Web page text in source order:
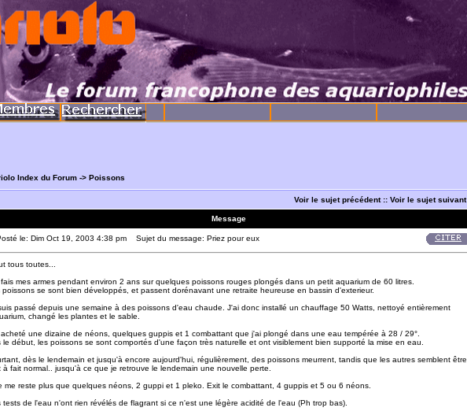
Index du Forum -> Poissons
Voir le sujet précédent:: Voir le sujet suivant
Message
le: Dim Oct 19, 2003 4:38 pm Sujet du message: Priez pour eux
tous toutes...
mes armes pendant environ 2 ans sur quelques poissons rouges plongés dans un petit aquarium de 60 litres.
poissons se sont bien développés, et passent dorénavant une retraite heureuse en bassin d'exterieur.
passé depuis une semaine à des poissons d'eau chaude. J'ai donc installé un chauffage 50 Watts, nettoyé entièrement
changé les plantes et le sable.
une dizaine de néons, quelques guppis et 1 combattant que j'ai plongé dans une eau tempérée à 28 / 29°.
le début, les poissons se sont comportés d'une façon très naturelle et ont visiblement bien supporté la mise en eau.
dès le lendemain et jusqu'à encore aujourd'hui, régulièrement, des poissons meurrent, tandis que les autres semblent être
à fait normal.. jusqu'à ce que je retrouve le lendemain une nouvelle perte.
me reste plus que quelques néons, 2 guppi et 1 pleko. Exit le combattant, 4 guppis et 5 ou 6 néons.
tests de l'eau n'ont rien révélés de flagrant si ce n'est une légère acidité de l'eau (Ph trop bas).